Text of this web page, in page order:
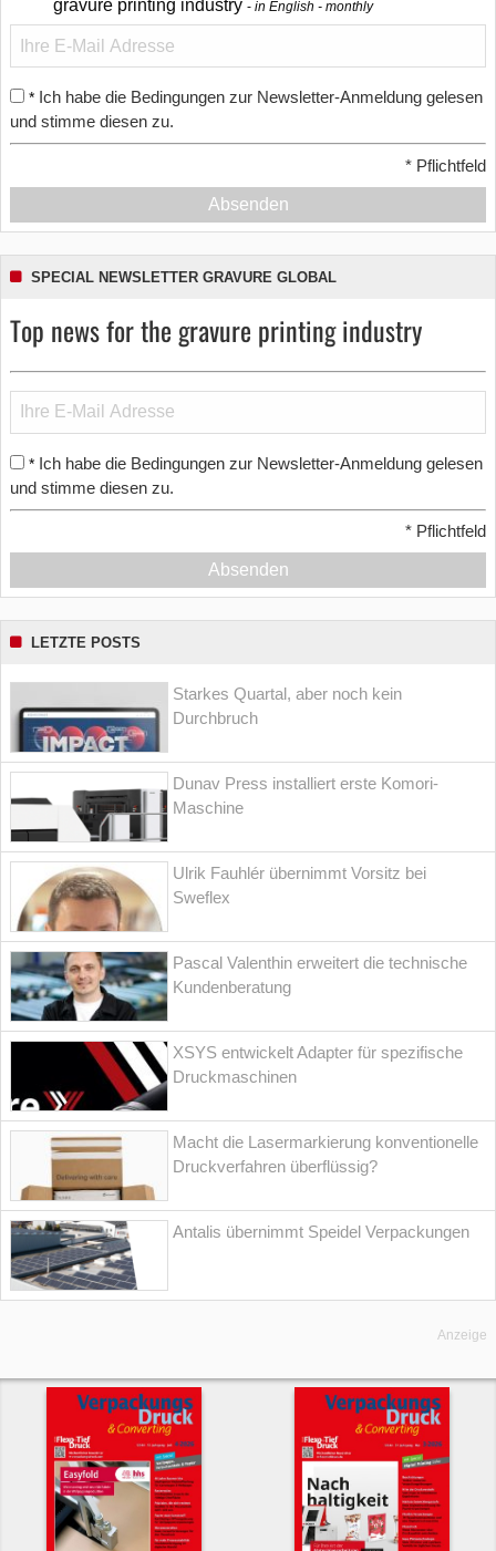
gravure printing industry
in English - monthly
* Ich habe die Bedingungen zur Newsletter-Anmeldung gelesen
und stimme diesen zu.
* Pflichtfeld
Absenden
SPECIAL NEWSLETTER GRAVURE GLOBAL
Top news for the gravure printing industry
* Ich habe die Bedingungen zur Newsletter-Anmeldung gelesen
und stimme diesen zu.
* Pflichtfeld
Absenden
LETZTE POSTS
Starkes Quartal, aber noch kein
Durchbruch
Dunav Press installiert erste Komori-
Maschine
Ulrik Fauhlér übernimmt Vorsitz bei
Sweflex
Pascal Valenthin erweitert die technische
Kundenberatung
XSYS entwickelt Adapter für spezifische
Druckmaschinen
Macht die Lasermarkierung konventionelle
Druckverfahren überflüssig?
Antalis übernimmt Speidel Verpackungen
Anzeige